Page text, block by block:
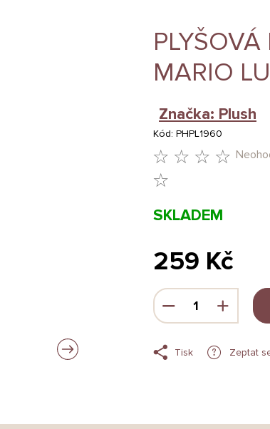
MARIO
HODNOCENÍ
JE
0,0
5
HVĚZDIČEK.
Kód: PHPL1960
Značka: Plush
SKLADEM
259 Kč
Měrná
cena:
Tisk Zeptat